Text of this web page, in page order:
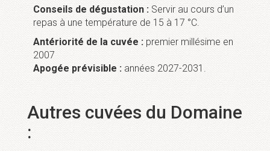
Conseils de dégustation : Servir au cours d’un
repas à une température de 15 à 17 °C.
Antériorité de la cuvée : premier millésime en
2007
Apogée prévisible : années 2027-2031.
Autres cuvées du Domaine
: